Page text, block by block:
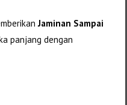
Jaminan Sampai
panjang dengan